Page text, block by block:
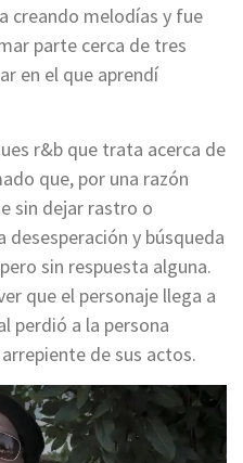
creando melodías y fue
parte cerca de tres
en el que aprendí
r&b que trata acerca de
que, por una razón
sin dejar rastro o
desesperación y búsqueda
sin respuesta alguna.
que el personaje llega a
perdió a la persona
de sus actos.